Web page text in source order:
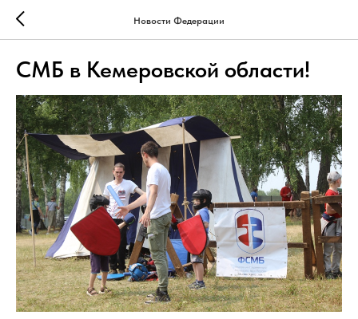
Новости Федерации
СМБ в Кемеровской области!